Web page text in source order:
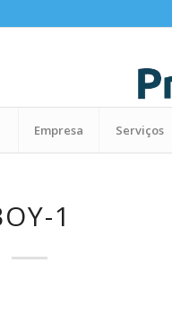
Empresa Serviços
1